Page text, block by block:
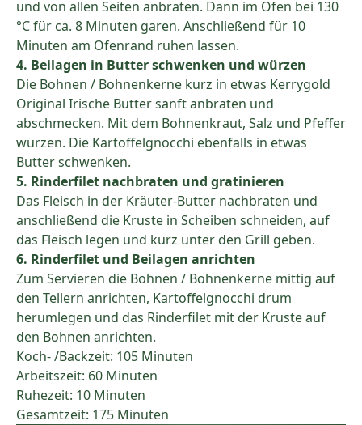
und von allen Seiten anbraten. Dann im Ofen bei 130
°C für ca. 8 Minuten garen. Anschließend für 10
Minuten am Ofenrand ruhen lassen.
4. Beilagen in Butter schwenken und würzen
Die Bohnen / Bohnenkerne kurz in etwas Kerrygold
Original Irische Butter sanft anbraten und
abschmecken. Mit dem Bohnenkraut, Salz und Pfeffer
würzen. Die Kartoffelgnocchi ebenfalls in etwas
Butter schwenken.
5. Rinderfilet nachbraten und gratinieren
Das Fleisch in der Kräuter-Butter nachbraten und
anschließend die Kruste in Scheiben schneiden, auf
das Fleisch legen und kurz unter den Grill geben.
6. Rinderfilet und Beilagen anrichten
Zum Servieren die Bohnen / Bohnenkerne mittig auf
den Tellern anrichten, Kartoffelgnocchi drum
herumlegen und das Rinderfilet mit der Kruste auf
den Bohnen anrichten.
Koch- /Backzeit: 105 Minuten
Arbeitszeit: 60 Minuten
Ruhezeit: 10 Minuten
Gesamtzeit: 175 Minuten